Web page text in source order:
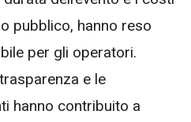
pubblico, hanno reso
per gli operatori.
e le
hanno contribuito a